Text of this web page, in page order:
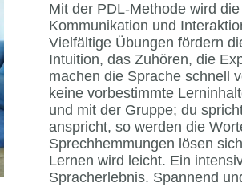
Mit der PDL-Methode wird
Kommunikation und
Vielfältige Übungen fördern
Intuition, das Zuhören, die
machen die Sprache schnell
keine vorbestimmte
und mit der Gruppe; du
anspricht, so werden die
Sprechhemmungen lösen
Lernen wird leicht. Ein
Spracherlebnis. Spannend